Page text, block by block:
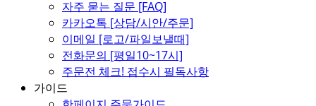
자주 묻는 질문 [FAQ]
카카오톡 [상담/시안/주문]
이메일 [로고/파일보낼때]
전화문의 [평일10~17시]
주문전 체크! 접수시 필독사항
가이드